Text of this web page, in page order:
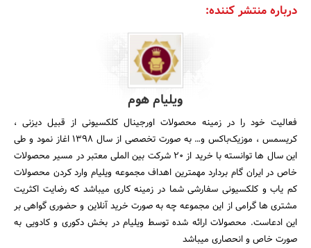
درباره منتشر کننده:
ویلیام هوم
فعالیت خود‌ را در زمینه محصولات اورجینال کلکسیونی از قبیل دیزنی ،
کریسمس ، موزیک‌باکس و‌… به صورت تخصصی از سال 1398 اغاز نمود و طی
این سال ها توانسته با خرید از 20 شرکت بین الملی معتبر در مسیر محصولات
خاص در ایران گام بردارد مهمترین اهداف مجموعه ویلیام‌ وارد کردن محصولات
کم یاب و کلکسیونی سفارشی شما در زمینه کاری میباشد که رضایت اکثریت
مشتری ها گرامی از این مجموعه چه به صورت خرید آنلاین و حضوری گواهی بر
این ادعاست. محصولات ارائه شده توسط ویلیام در بخش دکوری و کادویی به
صورت خاص و انحصاری میباشد